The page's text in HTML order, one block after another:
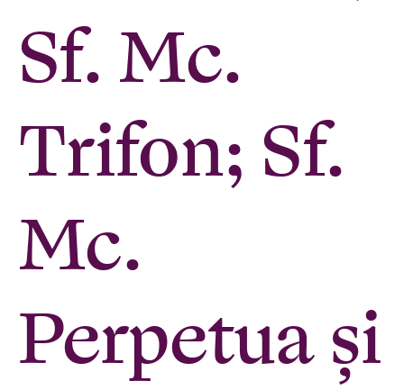
Sf. Mc.
Trifon; Sf.
Mc.
Perpetua şi